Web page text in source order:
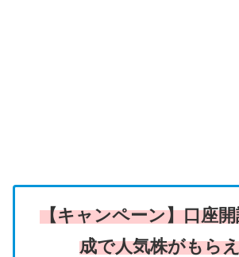
【キャンペーン】口座
成で人気株がもら